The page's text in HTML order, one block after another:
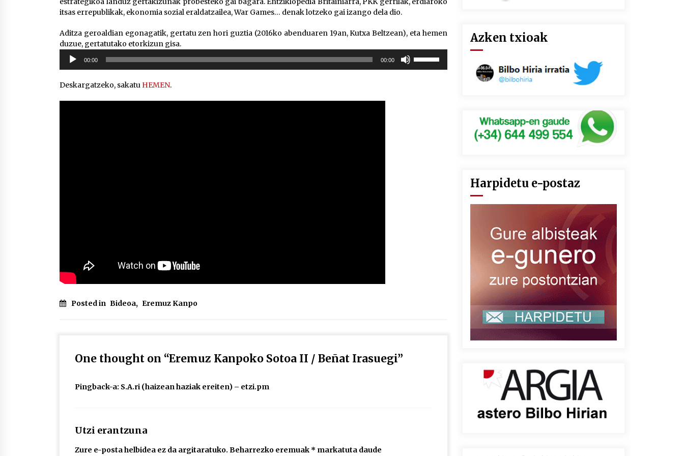
itsas errepublikak, ekonomia sozial eraldatzailea, War Games… denak lotzeko gai izango dela dio.
Aditza geroaldian egonagatik, gertatu zen hori guztia (2016ko abenduaren 19an, Kutxa Beltzean), eta hemen
duzue, gertatutako etorkizun gisa.
Soinu
erreproduzigailua
00:00 00:00
Deskargatzeko, sakatu HEMEN.
Posted in Bideoa, Eremuz Kanpo
One thought on “Eremuz Kanpoko Sotoa II / Beñat Irasuegi”
Pingback-a: S.A.ri (haizean haziak ereiten) – etzi.pm
Utzi erantzuna
Zure e-posta helbidea ez da argitaratuko. Beharrezko eremuak * markatuta daude
Azken txioak
Harpidetu e-postaz